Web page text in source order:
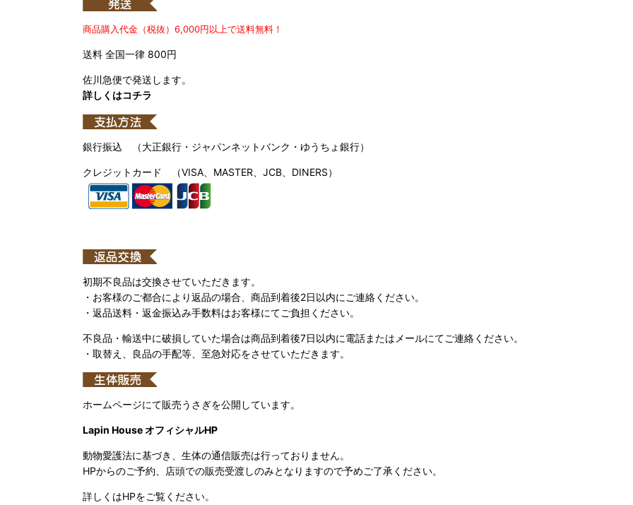
商品購入代金（税抜）6,000円以上で送料無料！
送料 全国一律 800円
佐川急便で発送します。
詳しくはコチラ
銀行振込 （大正銀行・ジャパンネットバンク・ゆうちょ銀行）
クレジットカード （VISA、MASTER、JCB、DINERS）
初期不良品は交換させていただきます。
・お客様のご都合により返品の場合、商品到着後2日以内にご連絡ください。
・返品送料・返金振込み手数料はお客様にてご負担ください。
不良品・輸送中に破損していた場合は商品到着後7日以内に電話またはメールにてご連絡ください。
・取替え、良品の手配等、至急対応をさせていただきます。
ホームページにて販売うさぎを公開しています。
Lapin House オフィシャルHP
動物愛護法に基づき、生体の通信販売は行っておりません。
HPからのご予約、店頭での販売受渡しのみとなりますので予めご了承ください。
詳しくはHPをご覧ください。